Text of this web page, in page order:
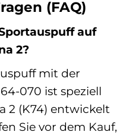
(FAQ)
auf
2?
mit der
070 ist speziell
2 (K74) entwickelt
Sie vor dem Kauf,